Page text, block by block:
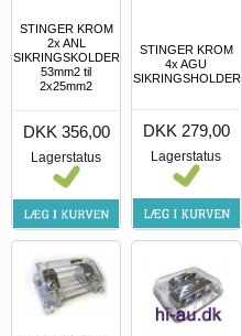
STINGER KROM
2x ANL
SIKRINGSKOLDER
53mm2 til
2x25mm2
DKK 356,00
Lagerstatus
STINGER KROM
4x AGU
SIKRINGSHOLDER
DKK 279,00
Lagerstatus